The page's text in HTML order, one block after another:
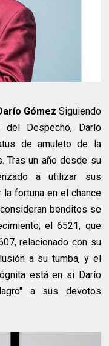
Gómez Siguiendo
Despecho, Darío
de amuleto de la
Tras un año desde su
a utilizar sus
la fortuna en el chance
benditos se
el 6521, que
relacionado con su
a su tumba, y el
está en si Darío
a sus devotos